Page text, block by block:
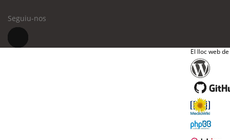
Seguiu-nos
El lloc web